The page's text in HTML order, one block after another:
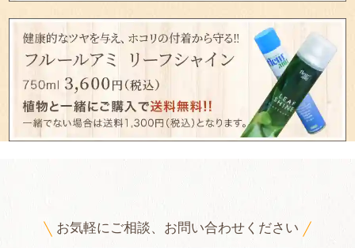
お気軽にご相談、お問い合わせください